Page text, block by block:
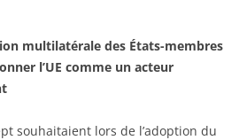
multilatérale des États-membres
l’UE comme un acteur
souhaitaient lors de l’adoption du